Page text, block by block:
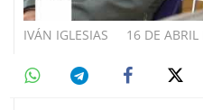
16 DE
IVÁN IGLESIAS